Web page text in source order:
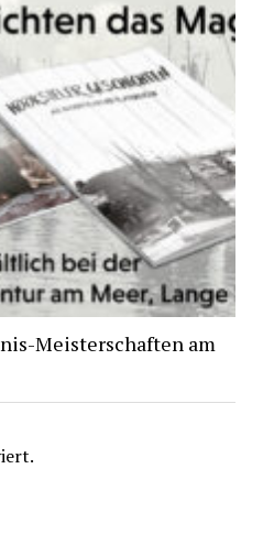
Meisterschaften am